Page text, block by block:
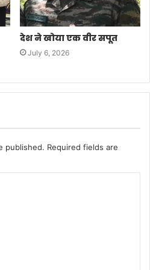
देश ने खोया एक वीर सपूत
July 6, 2026
published. Required fields are